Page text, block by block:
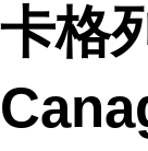
卡格